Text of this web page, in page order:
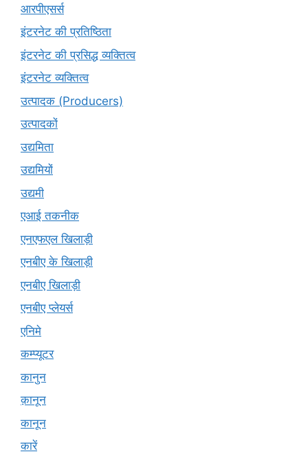
आरपीएसर्स
इंटरनेट की प्रतिष्ठिता
इंटरनेट की प्रसिद्ध व्यक्तित्व
इंटरनेट व्यक्तित्व
उत्पादक (Producers)
उत्पादकों
उद्यमिता
उद्यमियों
उद्यमी
एआई तकनीक
एनएफएल खिलाड़ी
एनबीए के खिलाड़ी
एनबीए खिलाड़ी
एनबीए प्लेयर्स
एनिमे
कम्प्यूटर
कानुन
क़ानून
कानून
कारें